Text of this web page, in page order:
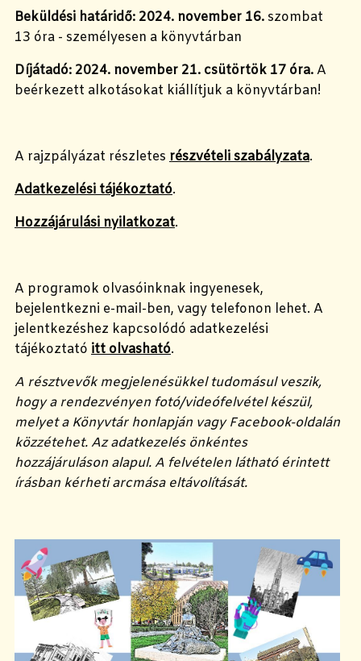
Beküldési határidő: 2024. november 16. szombat
13 óra - személyesen a könyvtárban
Díjátadó: 2024. november 21. csütörtök 17 óra.A
beérkezett alkotásokat kiállítjuk a könyvtárban!
A rajzpályázat részletes részvételi szabályzata.
Adatkezelési tájékoztató.
Hozzájárulási nyilatkozat.
A programok olvasóinknak ingyenesek,
bejelentkezni e-mail-ben, vagy telefonon lehet. A
jelentkezéshez kapcsolódó adatkezelési
tájékoztató itt olvasható.
A résztvevők megjelenésükkel tudomásul veszik,
hogy a rendezvényen fotó/videófelvétel készül,
melyet a Könyvtár honlapján vagy Facebook-oldalán
közzétehet. Az adatkezelés önkéntes
hozzájáruláson alapul. A felvételen látható érintett
írásban kérheti arcmása eltávolítását.